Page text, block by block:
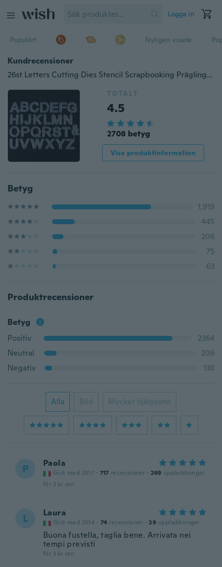
Logga in
Populärt Nyligen visade
Kundrecensioner
26st Letters Cutting Dies Stencil Scrapbooking Prägling Album Card Craft
TOTALT
4.5
2708 betyg
Visa produktinformation
Betyg
1,919
445
206
75
63
Produktrecensioner
Betyg
Positiv
2364
Neutral
206
Negativ
138
Alla Bild Mycket hjälpsamt
P Paola
Gick med 2017 · 717 recensioner · 269 uppladdningar
för 3 år sen
L Laura
Gick med 2014 · 74 recensioner · 29 uppladdningar
Buona fustella, taglia bene. Arrivata nei
tempi previsti
för 3 år sen